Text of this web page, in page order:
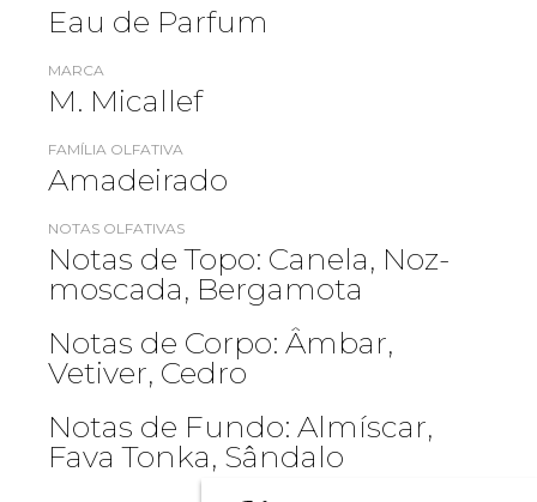
Eau de Parfum
MARCA
M. Micallef
FAMÍLIA OLFATIVA
Amadeirado
NOTAS OLFATIVAS
Notas de Topo: Canela, Noz-
moscada, Bergamota
Notas de Corpo: Âmbar,
Vetiver, Cedro
Notas de Fundo: Almíscar,
Fava Tonka, Sândalo